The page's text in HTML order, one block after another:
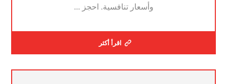
وأسعار تنافسية. احجز ...
اقرأ أكثر